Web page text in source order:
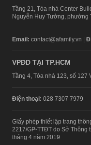
Tầng 21, Tòa nhà Center
Nguyễn Huy Tưởng, phường
Email: contact@afamily.vn |
VPĐD TẠI TP.HCM
Tầng 4, Tòa nhà 123, số 127
Điện thoại: 028 7307 7979
Giấy phép thiết lập trang
2217/GP-TTĐT do Sở Thông
tháng 4 năm 2019